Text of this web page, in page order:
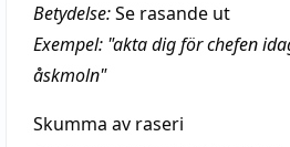
Betydelse:Se rasande ut
Exempel: "akta dig för chefen
åskmoln"
Skumma av raseri